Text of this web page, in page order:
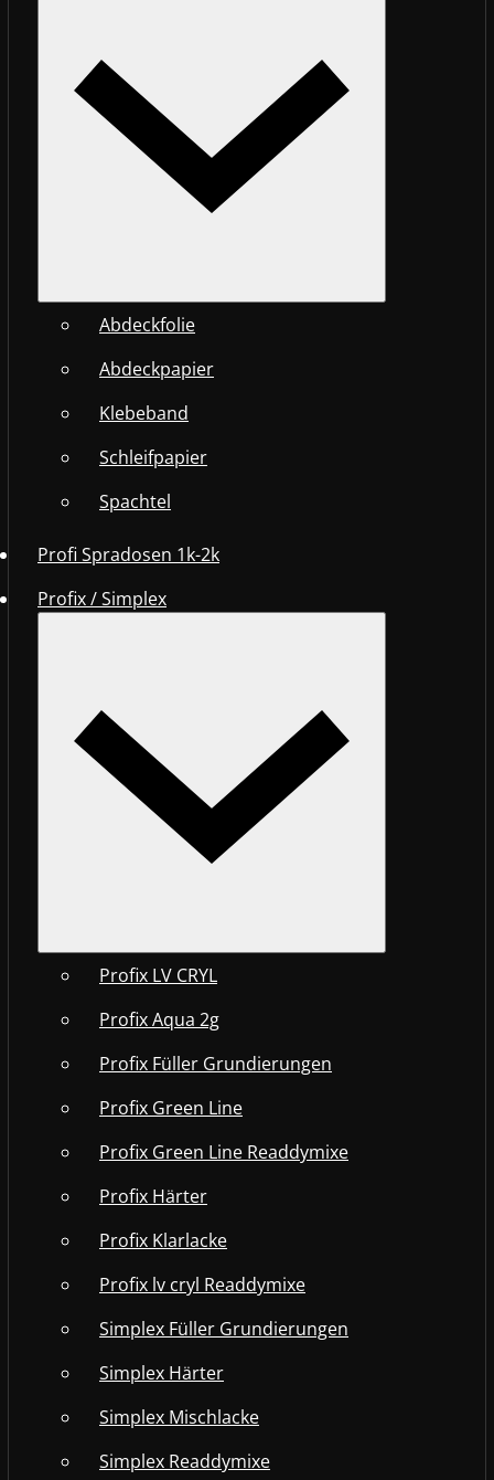
Abdeckfolie
Abdeckpapier
Klebeband
Schleifpapier
Spachtel
Profi Spradosen 1k-2k
Profix / Simplex
Profix LV CRYL
Profix Aqua 2g
Profix Füller Grundierungen
Profix Green Line
Profix Green Line Readdymixe
Profix Härter
Profix Klarlacke
Profix lv cryl Readdymixe
Simplex Füller Grundierungen
Simplex Härter
Simplex Mischlacke
Simplex Readdymixe